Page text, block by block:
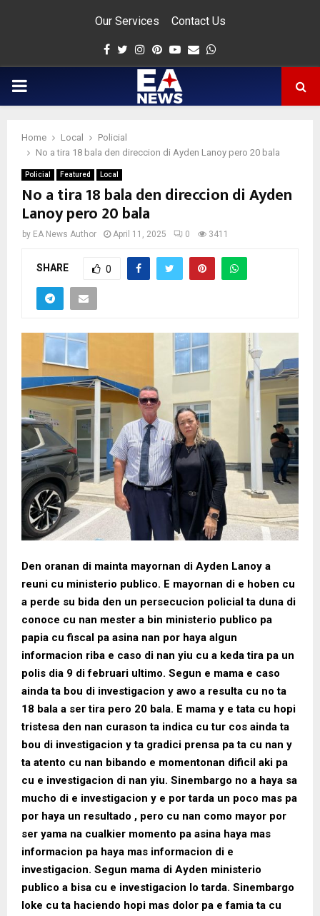
Our Services Contact Us
Facebook
Twitter
Instagram
Pinterest
Youtube
Email
PRIMARY
Home Local
Policial
No a tira 18 bala den direccion di Ayden Lanoy pero 20 bala
Policial Featured Local
No a tira 18 bala den direccion di Ayden
Lanoy pero 20 bala
by EA News Author April 11, 2025 0 3411
SHARE 0
Den oranan di mainta mayornan di Ayden Lanoy a
reuni cu ministerio publico. E mayornan di e hoben cu
a perde su bida den un persecucion policial ta duna di
conoce cu nan mester a bin ministerio publico pa
papia cu fiscal pa asina nan por haya algun
informacion riba e caso di nan yiu cu a keda tira pa un
polis dia 9 di februari ultimo. Segun e mama e caso
ainda ta bou di investigacion y awo a resulta cu no ta
18 bala a ser tira pero 20 bala. E mama y e tata cu hopi
tristesa den nan curason ta indica cu tur cos ainda ta
bou di investigacion y ta gradici prensa pa ta cu nan y
ta atento cu nan bibando e momentonan dificil aki pa
cu e investigacion di nan yiu. Sinembargo no a haya sa
mucho di e investigacion y e por tarda un poco mas pa
por haya un resultado , pero cu nan como mayor por
ser yama na cualkier momento pa asina haya mas
informacion pa haya mas informacion di e
investigacion. Segun mama di Ayden ministerio
publico a bisa cu e investigacion lo tarda. Sinembargo
loke cu ta haciendo hopi mas dolor pa e famia ta cu